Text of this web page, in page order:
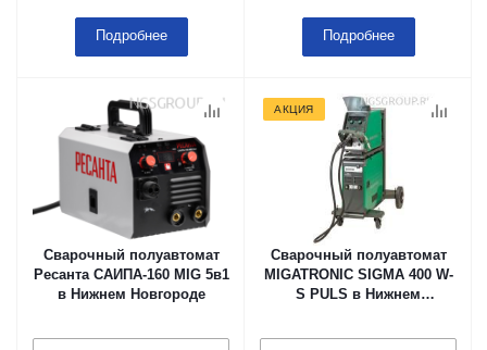
Подробнее Подробнее
Сварочный полуавтомат
Ресанта САИПА-160 MIG 5в1
в Нижнем Новгороде
АКЦИЯ
Сварочный полуавтомат
MIGATRONIC SIGMA 400 W-
S PULS в Нижнем